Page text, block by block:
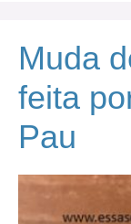
Muda
feita
Pau